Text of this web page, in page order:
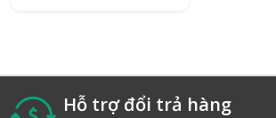
Hỗ trợ đổi trả hàng